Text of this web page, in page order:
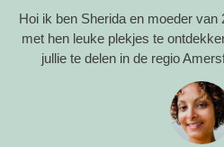
Hoi ik ben Sherida en moeder
met hen leuke plekjes te
jullie te delen in de regio